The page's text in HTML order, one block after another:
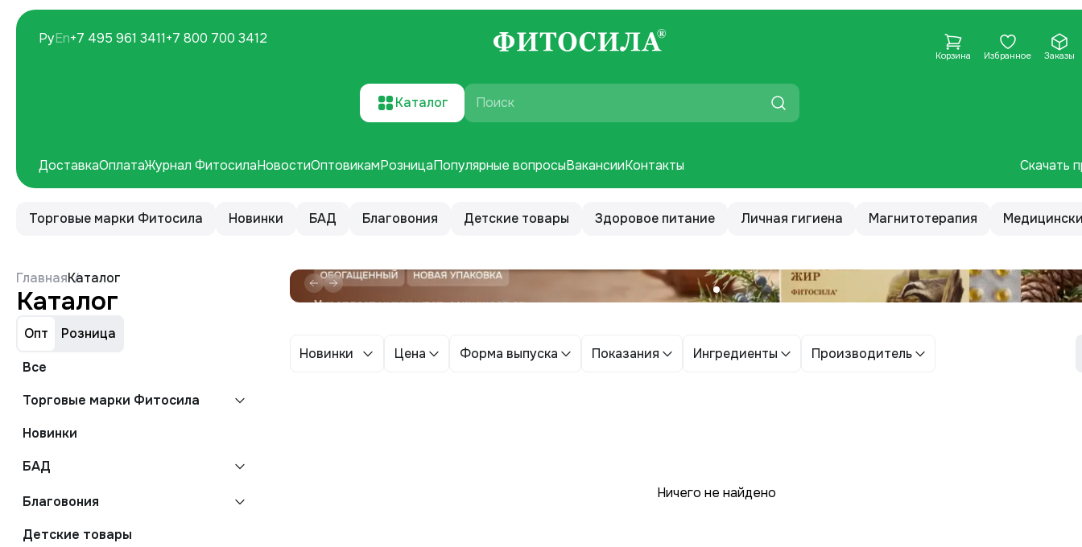
Корзина Избранное Заказы
Скачать
ДоставкаОплатаЖурнал ФитосилаНовостиОптовикамРозницаПопулярные вопросыВакансииКонтакты
РуEn+7 495 961 3411+7 800 700 3412
Каталог Поиск
Торговые марки Фитосила Новинки БАД Благовония Детские товары Здоровое питание Личная гигиена Магнитотерапия
ГлавнаяКаталог
Каталог
Опт
Розница
Все
Торговые марки Фитосила
Новинки
БАД
Благовония
Детские товары
Новинки Цена Форма выпуска Показания Ингредиенты Производитель
Ничего не найдено